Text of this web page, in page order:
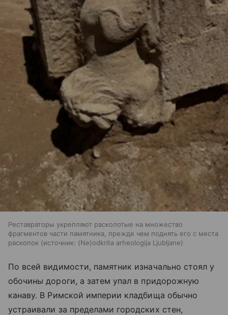
Реставраторы укрепляют расколотые на множество
фрагментов части памятника, прежде чем поднять его с места
раскопок
источник: (Ne)odkrita arheologija Ljubljane
По всей видимости, памятник изначально стоял у
обочины дороги, а затем упал в придорожную
канаву. В Римской империи кладбища обычно
устраивали за пределами городских стен,